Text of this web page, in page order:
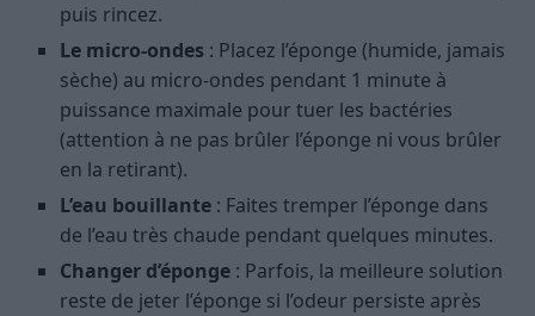
puis rincez.
Le micro-ondes : Placez l’éponge (humide, jamais
sèche) au micro-ondes pendant 1 minute à
puissance maximale pour tuer les bactéries
(attention à ne pas brûler l’éponge ni vous brûler
en la retirant).
L’eau bouillante : Faites tremper l’éponge dans
de l’eau très chaude pendant quelques minutes.
Changer d’éponge : Parfois, la meilleure solution
reste de jeter l’éponge si l’odeur persiste après